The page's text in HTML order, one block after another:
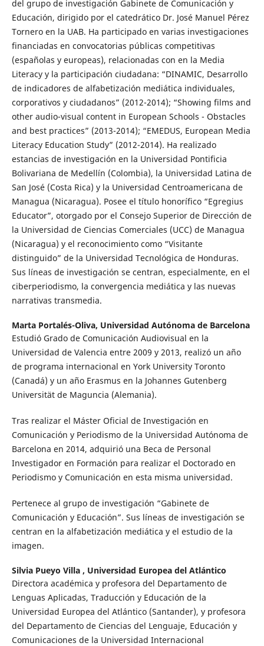
del grupo de investigación Gabinete de Comunicación y
Educación, dirigido por el catedrático Dr. José Manuel Pérez
Tornero en la UAB. Ha participado en varias investigaciones
financiadas en convocatorias públicas competitivas
(españolas y europeas), relacionadas con en la Media
Literacy y la participación ciudadana: “DINAMIC, Desarrollo
de indicadores de alfabetización mediática individuales,
corporativos y ciudadanos” (2012-2014); “Showing films and
other audio-visual content in European Schools - Obstacles
and best practices” (2013-2014); “EMEDUS, European Media
Literacy Education Study” (2012-2014). Ha realizado
estancias de investigación en la Universidad Pontificia
Bolivariana de Medellín (Colombia), la Universidad Latina de
San José (Costa Rica) y la Universidad Centroamericana de
Managua (Nicaragua). Posee el título honorífico “Egregius
Educator”, otorgado por el Consejo Superior de Dirección de
la Universidad de Ciencias Comerciales (UCC) de Managua
(Nicaragua) y el reconocimiento como “Visitante
distinguido” de la Universidad Tecnológica de Honduras.
Sus líneas de investigación se centran, especialmente, en el
ciberperiodismo, la convergencia mediática y las nuevas
narrativas transmedia.
Marta Portalés-Oliva, Universidad Autónoma de Barcelona
Estudió Grado de Comunicación Audiovisual en la
Universidad de Valencia entre 2009 y 2013, realizó un año
de programa internacional en York University Toronto
(Canadá) y un año Erasmus en la Johannes Gutenberg
Universität de Maguncia (Alemania).
Tras realizar el Máster Oficial de Investigación en
Comunicación y Periodismo de la Universidad Autónoma de
Barcelona en 2014, adquirió una Beca de Personal
Investigador en Formación para realizar el Doctorado en
Periodismo y Comunicación en esta misma universidad.
Pertenece al grupo de investigación “Gabinete de
Comunicación y Educación”. Sus líneas de investigación se
centran en la alfabetización mediática y el estudio de la
imagen.
Silvia Pueyo Villa , Universidad Europea del Atlántico
Directora académica y profesora del Departamento de
Lenguas Aplicadas, Traducción y Educación de la
Universidad Europea del Atlántico (Santander), y profesora
del Departamento de Ciencias del Lenguaje, Educación y
Comunicaciones de la Universidad Internacional